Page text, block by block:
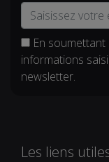
En
informations
newsletter.
Les liens